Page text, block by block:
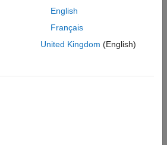
MATLAB
code — The function returns
saves the data to the MAT file.
The function saves the data dictionary
English
Français
United Kingdom (English)